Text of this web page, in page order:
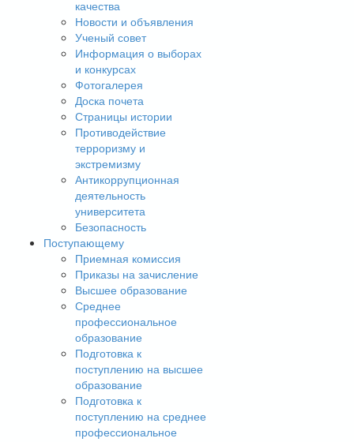
качества
Новости и объявления
Ученый совет
Информация о выборах
и конкурсах
Фотогалерея
Доска почета
Страницы истории
Противодействие
терроризму и
экстремизму
Антикоррупционная
деятельность
университета
Безопасность
Поступающему
Приемная комиссия
Приказы на зачисление
Высшее образование
Среднее
профессиональное
образование
Подготовка к
поступлению на высшее
образование
Подготовка к
поступлению на среднее
профессиональное